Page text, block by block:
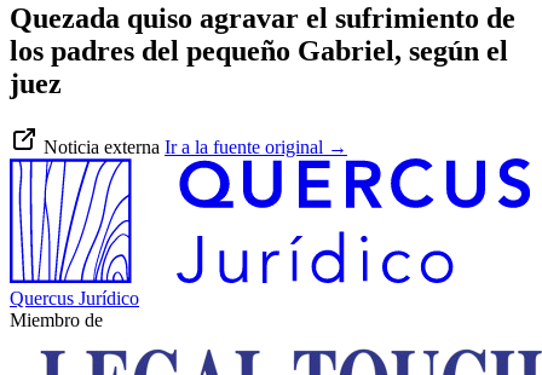
Quezada quiso agravar el sufrimiento de
los padres del pequeño Gabriel, según el
juez
Noticia externa Ir a la fuente original →
Quercus Jurídico
Miembro de